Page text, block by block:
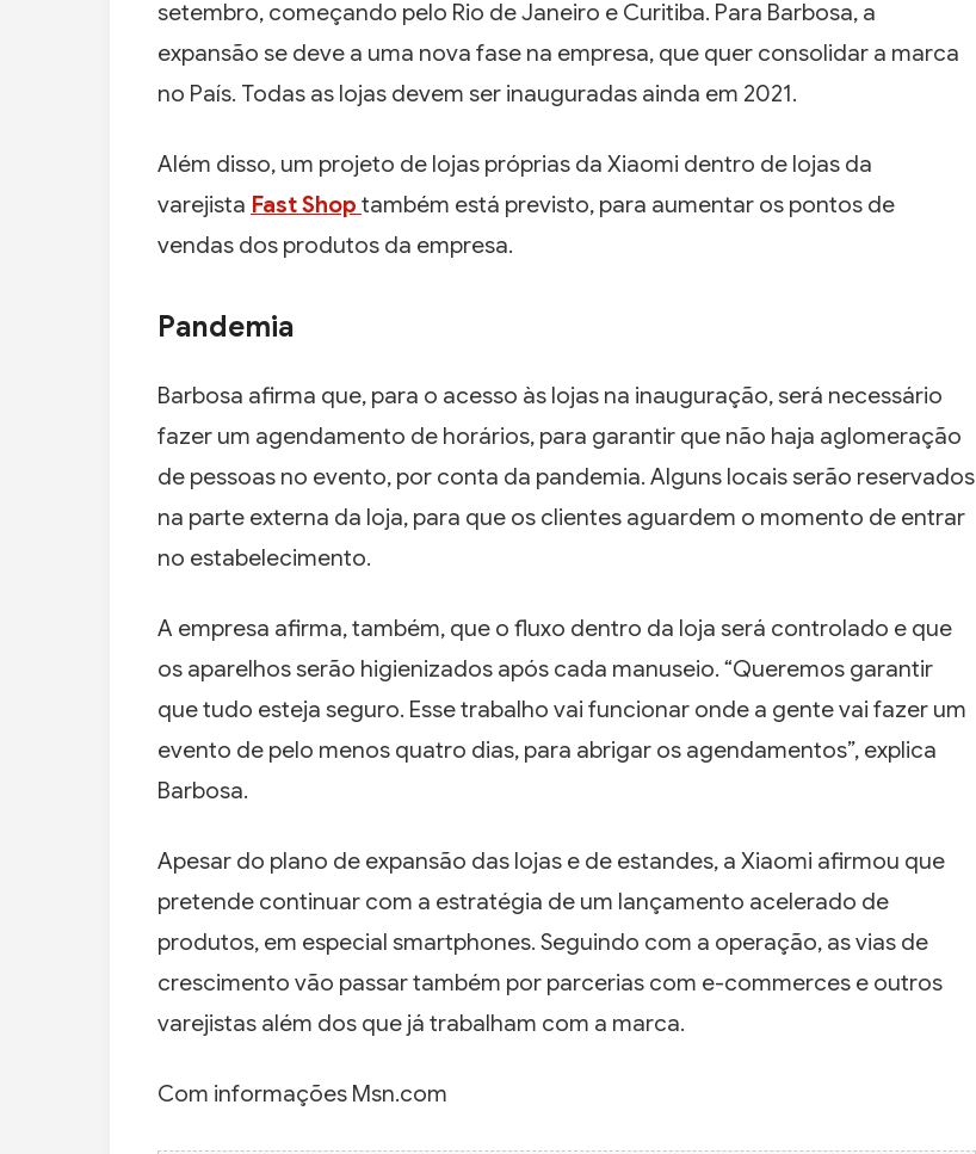
setembro, começando pelo Rio de Janeiro e Curitiba. Para Barbosa, a
expansão se deve a uma nova fase na empresa, que quer consolidar a marca
no País. Todas as lojas devem ser inauguradas ainda em 2021.
Além disso, um projeto de lojas próprias da Xiaomi dentro de lojas da
varejista Fast Shop também está previsto, para aumentar os pontos de
vendas dos produtos da empresa.
Pandemia
Barbosa afirma que, para o acesso às lojas na inauguração, será necessário
fazer um agendamento de horários, para garantir que não haja aglomeração
de pessoas no evento, por conta da pandemia. Alguns locais serão reservados
na parte externa da loja, para que os clientes aguardem o momento de entrar
no estabelecimento.
A empresa afirma, também, que o fluxo dentro da loja será controlado e que
os aparelhos serão higienizados após cada manuseio. “Queremos garantir
que tudo esteja seguro. Esse trabalho vai funcionar onde a gente vai fazer um
evento de pelo menos quatro dias, para abrigar os agendamentos”, explica
Barbosa.
Apesar do plano de expansão das lojas e de estandes, a Xiaomi afirmou que
pretende continuar com a estratégia de um lançamento acelerado de
produtos, em especial smartphones. Seguindo com a operação, as vias de
crescimento vão passar também por parcerias com e-commerces e outros
varejistas além dos que já trabalham com a marca.
Com informações Msn.com